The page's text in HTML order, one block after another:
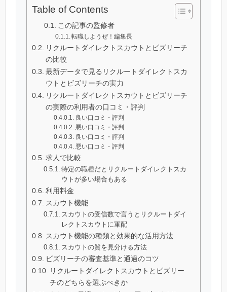
Table of Contents
この記事の監修者
転職しようぜ！編集長
リクルートダイレクトスカウトとビズリーチ
の比較
最新データで見るリクルートダイレクトスカ
ウトとビズリーチの実力
リクルートダイレクトスカウトとビズリーチ
の実際の利用者の口コミ・評判
良い口コミ・評判
悪い口コミ・評判
良い口コミ・評判
悪い口コミ・評判
求人で比較
特定の職種だとリクルートダイレクトスカ
ウトが多い場合もある
利用料金
スカウト機能
スカウトの受信数で言うとリクルートダイ
レクトスカウトに軍配
スカウト機能の種類と効果的な活用方法
スカウトの質を見分ける方法
ビズリーチの審査基準と通過のコツ
リクルートダイレクトスカウトとビズリー
チのどちらを選ぶべきか